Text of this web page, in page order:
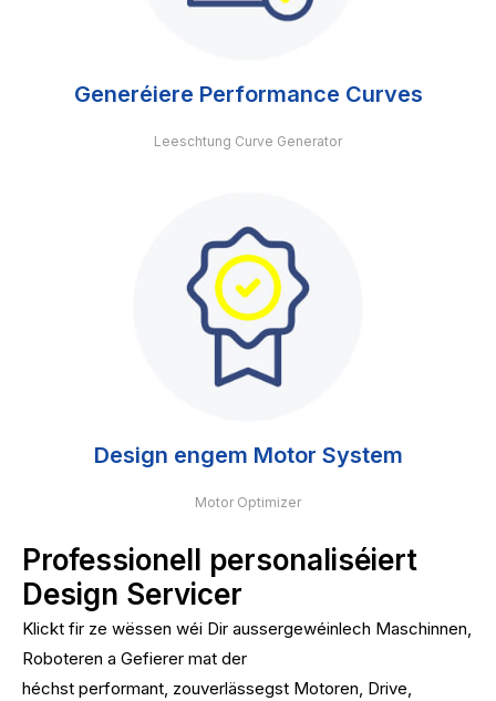
Generéiere Performance Curves
Leeschtung Curve Generator
Design engem Motor System
Motor Optimizer
Professionell personaliséiert
Design Servicer
Klickt fir ze wëssen wéi Dir aussergewéinlech Maschinnen,
Roboteren a Gefierer mat der
héchst performant, zouverlässegst Motoren, Drive,